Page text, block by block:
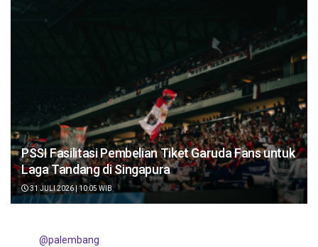
PSSI Fasilitasi Pembelian Tiket Garuda Fans untuk
Laga Tandang di Singapura
31 JULI 2026 | 10:05 WIB
@palembang